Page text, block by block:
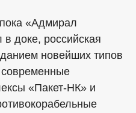
«Адмирал
доке, российская
новейших типов
«Пакет-НК» и